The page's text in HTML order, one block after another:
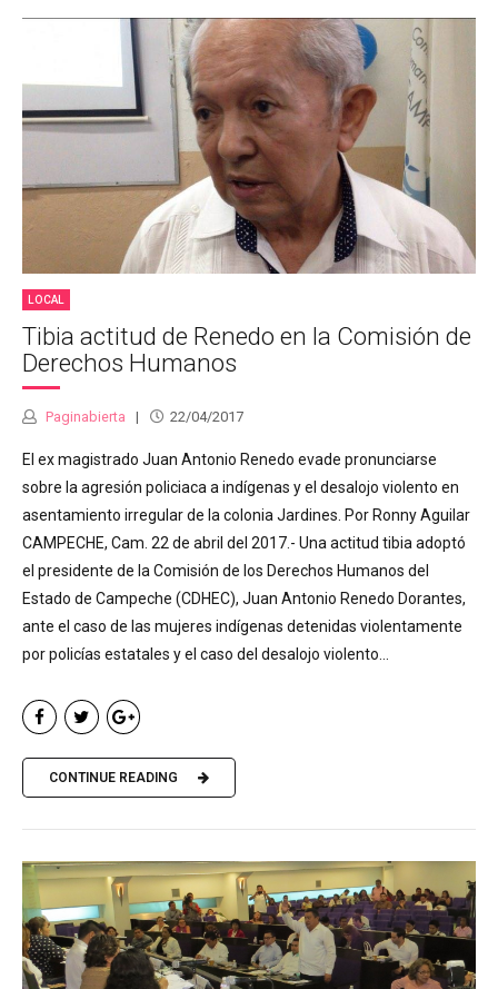
LOCAL
Tibia actitud de Renedo en la Comisión de
Derechos Humanos
Paginabierta 22/04/2017
El ex magistrado Juan Antonio Renedo evade pronunciarse
sobre la agresión policiaca a indígenas y el desalojo violento en
asentamiento irregular de la colonia Jardines. Por Ronny Aguilar
CAMPECHE, Cam. 22 de abril del 2017.- Una actitud tibia adoptó
el presidente de la Comisión de los Derechos Humanos del
Estado de Campeche (CDHEC), Juan Antonio Renedo Dorantes,
ante el caso de las mujeres indígenas detenidas violentamente
por policías estatales y el caso del desalojo violento...
CONTINUE READING